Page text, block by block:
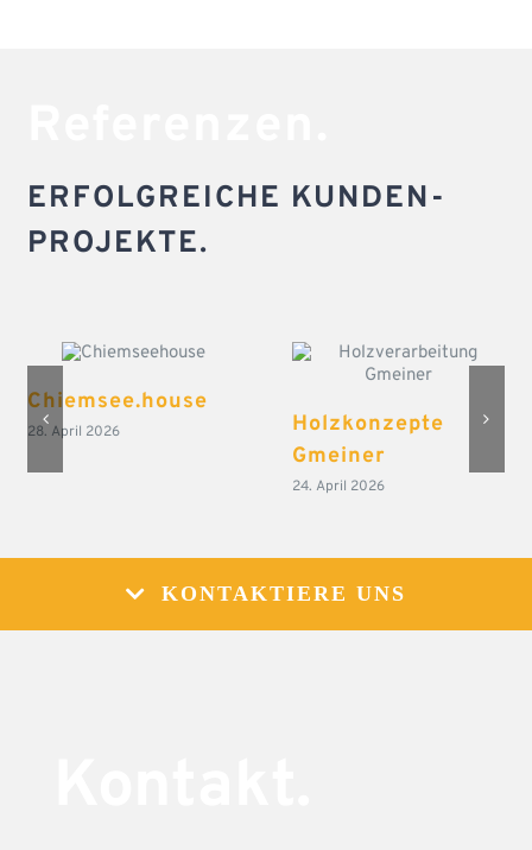
ERFOLGREICHE KUNDEN-
PROJEKTE.
Chiemsee.house
28. April 2026
Holzkonzepte
Gmeiner
24. April 2026
KONTAKTIERE UNS